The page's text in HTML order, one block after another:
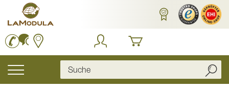
Inhalt
springen
Navigation